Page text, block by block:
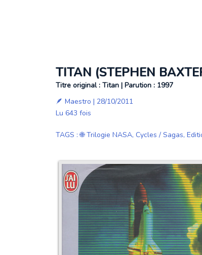
TITAN (STEPHEN
Titre original : Titan | Parution : 1997
🪶 Maestro | 28/10/2011
Lu 643 fois
TAGS :🌐 Trilogie NASA, Cycles / Sagas,